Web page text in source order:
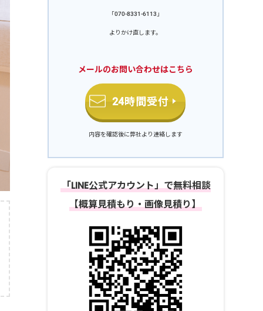
「070-8331-6113」
よりかけ直します。
メールのお問い合わせはこちら
24時間受付
内容を確認後に弊社より連絡します
「LINE公式アカウント」で無料相談
【概算見積もり・画像見積り】